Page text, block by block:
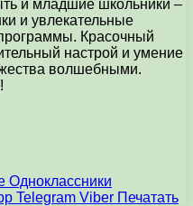
и младшие школьники –
и увлекательные
Красочный
настрой и умение
волшебными.
Одноклассники
Telegram Viber Печатать